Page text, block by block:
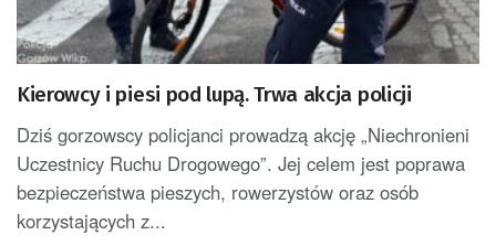
Kierowcy i piesi pod lupą. Trwa akcja policji
Dziś gorzowscy policjanci prowadzą akcję „Niechronieni
Uczestnicy Ruchu Drogowego”. Jej celem jest poprawa
bezpieczeństwa pieszych, rowerzystów oraz osób
korzystających z...